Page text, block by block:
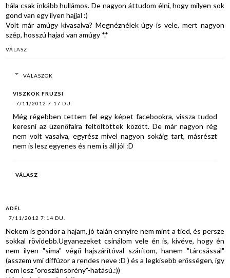
hála csak inkább hullámos. De nagyon áttudom élni, hogy milyen sok
gond van egy ilyen hajjal :)
Volt már amúgy kivasalva? Megnéznélek úgy is vele, mert nagyon
szép, hosszú hajad van amúgy *.*
VÁLASZ
VÁLASZOK
VISZKOK FRUZSI
7/11/2012 7:17 DU.
Még régebben tettem fel egy képet facebookra, vissza tudod
keresni az üzenőfalra feltöltöttek között. De már nagyon rég
nem volt vasalva, egyrész mivel nagyon sokáig tart, másrészt
nem is lesz egyenes és nem is áll jól :D
VÁLASZ
ADÉL
7/11/2012 7:14 DU.
Nekem is göndör a hajam, jó talán ennyire nem mint a tied, és persze
sokkal rövidebb.Ugyanezeket csinálom vele én is, kivéve, hogy én
nem ilyen "sima" végű hajszárítóval szárítom, hanem "tárcsással"
(asszem vmi diffúzor a rendes neve :D ) és a legkisebb erősségen, így
nem lesz "oroszlánsörény"-hatású.:))